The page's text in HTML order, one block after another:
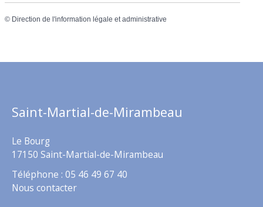
© Direction de l'information légale et administrative
Saint-Martial-de-Mirambeau
Le Bourg
17150 Saint-Martial-de-Mirambeau
Téléphone : 05 46 49 67 40
Nous contacter